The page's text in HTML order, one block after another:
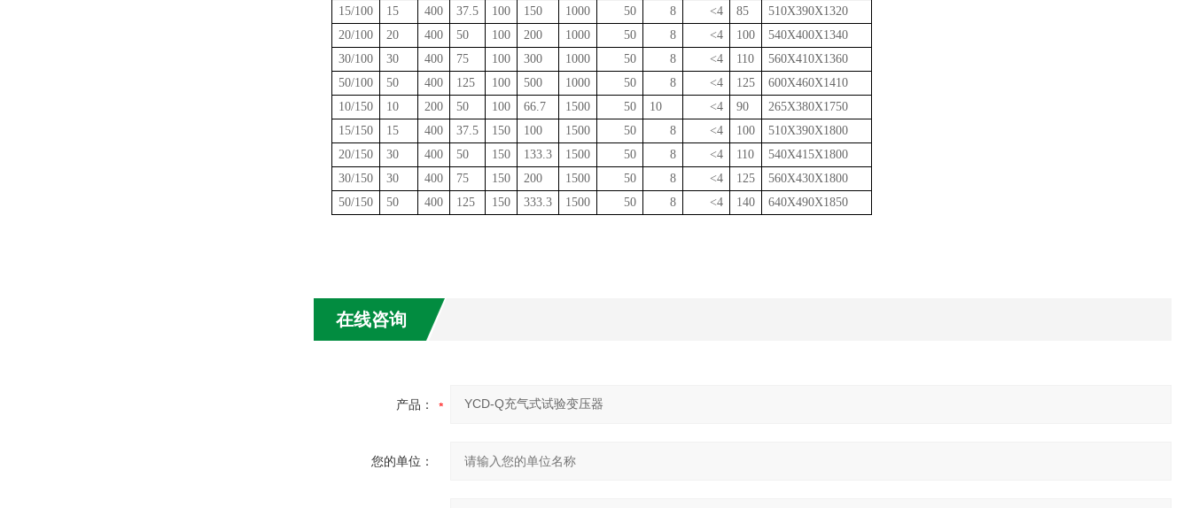
15/100
15 400 37.5 100 150 1000 50 8 <4 85 510Х390Х1320
20/100
20 400 50 100 200 1000 50 8 <4 100 540Х400Х1340
30/100
30 400 75 100 300 1000 50 8 <4 110 560Х410Х1360
50/100
50 400 125 100 500 1000 50 8 <4 125 600Х460Х1410
10/150
10 200 50 100 66.7 1500 50 10 <4 90 265Х380Х1750
15/150
15 400 37.5 150 100 1500 50 8 <4 100 510Х390Х1800
20/150
30 400 50 150 133.3 1500 50 8 <4 110 540Х415Х1800
30/150
30 400 75 150 200 1500 50 8 <4 125 560Х430Х1800
50/150
50 400 125 150 333.3 1500 50 8 <4 140 640Х490Х1850
在线咨询
产品：
您的单位：